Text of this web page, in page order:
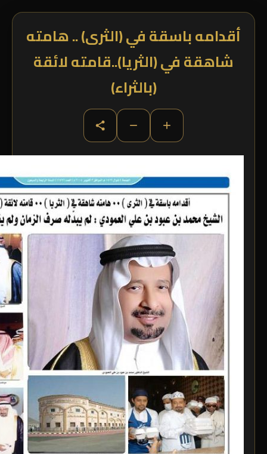
أقدامه باسقة في (الثرى) .. هامته
شاهقة في (الثريا)..قامته لائقة
(بالثراء)
+
−